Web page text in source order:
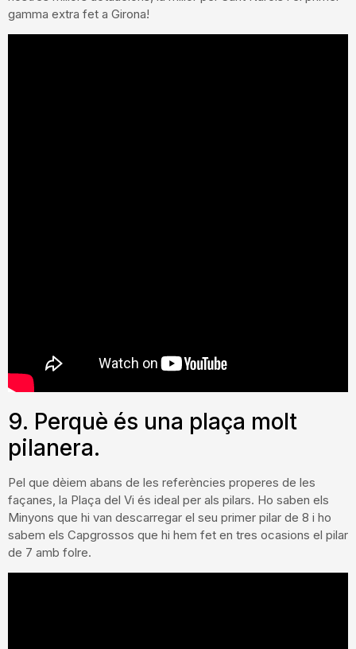
gamma extra fet a Girona!
9. Perquè és una plaça molt
pilanera.
Pel que dèiem abans de les referències properes de les
façanes, la Plaça del Vi és ideal per als pilars. Ho saben els
Minyons que hi van descarregar el seu primer pilar de 8 i ho
sabem els Capgrossos que hi hem fet en tres ocasions el pilar
de 7 amb folre.